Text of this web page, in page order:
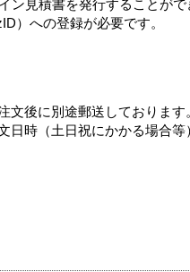
ン見積書を発行することがで
）への登録が必要です。
文後に別途郵送しております
日時（土日祝にかかる場合